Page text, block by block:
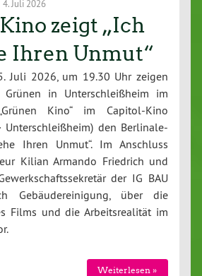
4. Juli 2026
zeigt „Ich
Ihren Unmut“
Juli 2026, um 19.30 Uhr zeigen
in Unterschleißheim im
Kino“ im Capitol-Kino
Unterschleißheim) den Berlinale-
Ihren Unmut“. Im Anschluss
Kilian Armando Friedrich und
der IG BAU
Gebäudereinigung, über die
Films und die Arbeitsrealität im
Weiterlesen »